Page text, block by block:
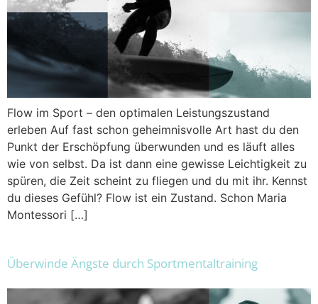
Flow im Sport – den optimalen Leistungszustand
erleben Auf fast schon geheimnisvolle Art hast du den
Punkt der Erschöpfung überwunden und es läuft alles
wie von selbst. Da ist dann eine gewisse Leichtigkeit zu
spüren, die Zeit scheint zu fliegen und du mit ihr. Kennst
du dieses Gefühl? Flow ist ein Zustand. Schon Maria
Montessori […]
Überwinde Ängste durch Sportmentaltraining